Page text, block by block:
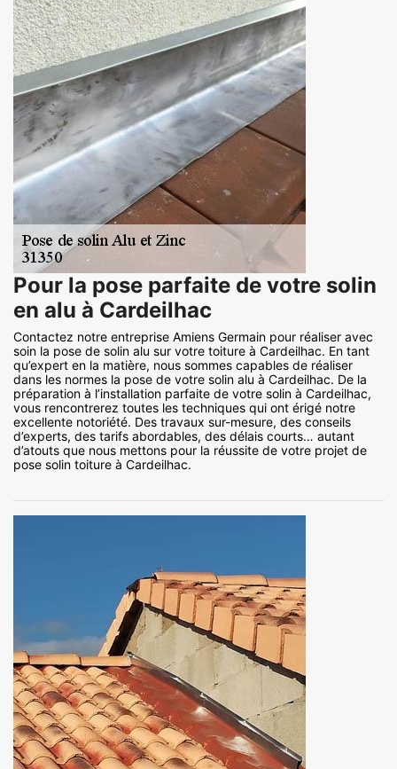
Pour la pose parfaite de votre solin
en alu à Cardeilhac
Contactez notre entreprise Amiens Germain pour réaliser avec
soin la pose de solin alu sur votre toiture à Cardeilhac. En tant
qu’expert en la matière, nous sommes capables de réaliser
dans les normes la pose de votre solin alu à Cardeilhac. De la
préparation à l’installation parfaite de votre solin à Cardeilhac,
vous rencontrerez toutes les techniques qui ont érigé notre
excellente notoriété. Des travaux sur-mesure, des conseils
d’experts, des tarifs abordables, des délais courts… autant
d’atouts que nous mettons pour la réussite de votre projet de
pose solin toiture à Cardeilhac.